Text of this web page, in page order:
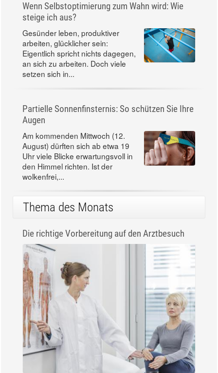
Wenn Selbstoptimierung zum Wahn wird: Wie
steige ich aus?
Gesünder leben, produktiver
arbeiten, glücklicher sein:
Eigentlich spricht nichts dagegen,
an sich zu arbeiten. Doch viele
setzen sich in...
Partielle Sonnenfinsternis: So schützen Sie Ihre
Augen
Am kommenden Mittwoch (12.
August) dürften sich ab etwa 19
Uhr viele Blicke erwartungsvoll in
den Himmel richten. Ist der
wolkenfrei,...
Thema des Monats
Die richtige Vorbereitung auf den Arztbesuch